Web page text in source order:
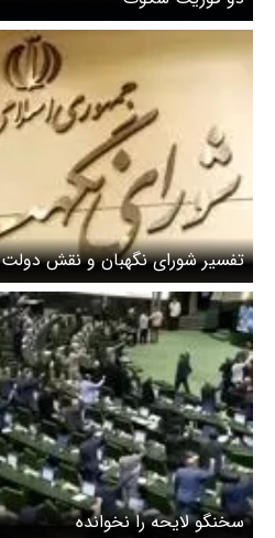
تفسیر شورای نگهبان و نقش
سخنگو لایحه را نخوانده